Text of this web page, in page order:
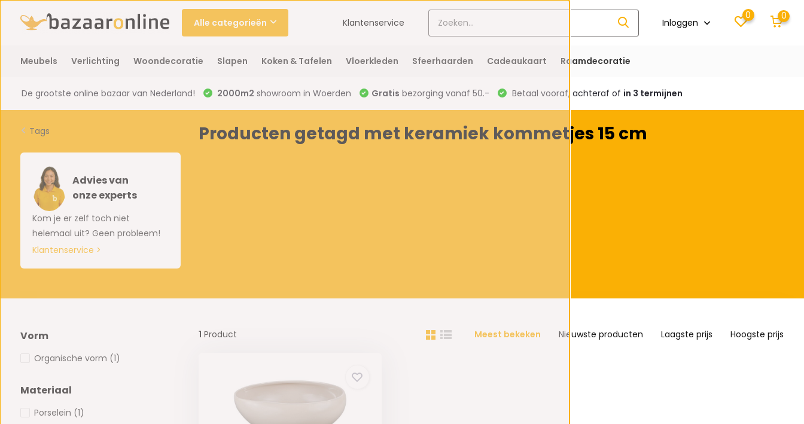
Alle categorieën Klantenservice Inloggen
0 0
Meubels Verlichting Woondecoratie Slapen Koken & Tafelen Vloerkleden Sfeerhaarden Cadeaukaart Raamdecoratie
De grootste online bazaar van Nederland! 2000m2 showroom in Woerden Gratis bezorging vanaf 50.- Betaal vooraf, achteraf of in 3 termijnen
Tags
Advies van
onze experts
Kom je er zelf toch niet
helemaal uit? Geen probleem!
Klantenservice >
Producten getagd met keramiek kommetjes 15 cm
Vorm
Organische vorm (1)
Materiaal
Porselein (1)
1 Product Meest bekeken Nieuwste producten Laagste prijs Hoogste prijs